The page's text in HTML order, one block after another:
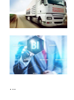
...